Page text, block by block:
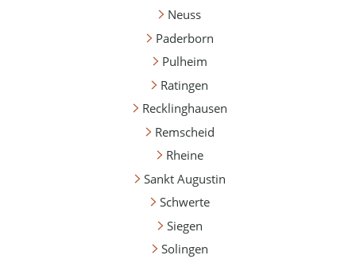
Neuss
Paderborn
Pulheim
Ratingen
Recklinghausen
Remscheid
Rheine
Sankt Augustin
Schwerte
Siegen
Solingen